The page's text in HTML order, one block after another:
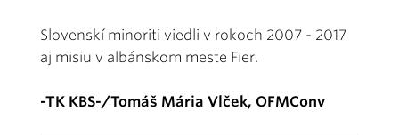
Slovenskí minoriti viedli v rokoch 2007 - 2017
aj misiu v albánskom meste Fier.
-TK KBS-/Tomáš Mária Vlček, OFMConv